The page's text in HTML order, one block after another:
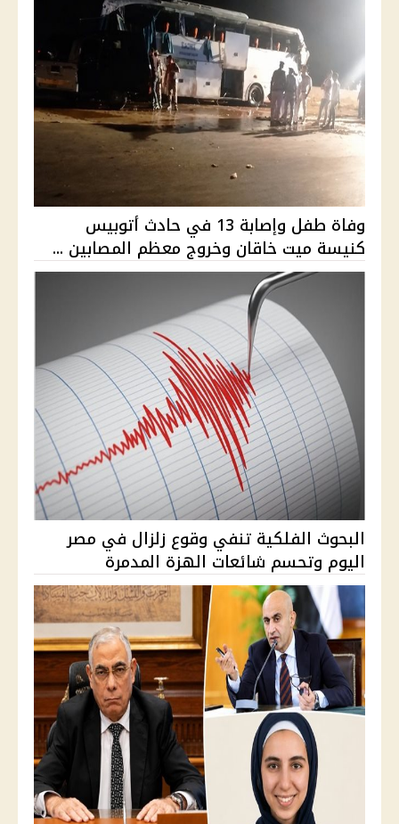
وفاة طفل وإصابة 13 في حادث أتوبيس
كنيسة ميت خاقان وخروج معظم المصابين ...
البحوث الفلكية تنفي وقوع زلزال في مصر
اليوم وتحسم شائعات الهزة المدمرة